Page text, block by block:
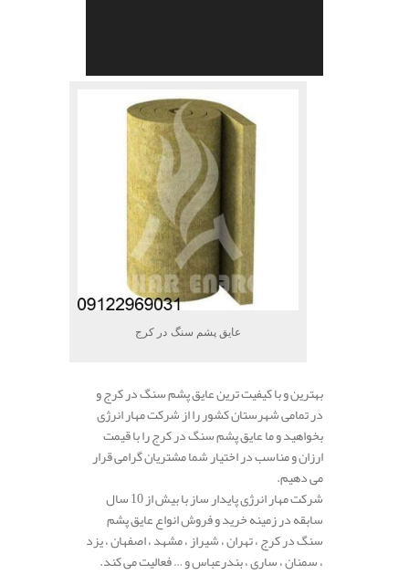
عایق پشم سنگ در کرج
بهترین و با کیفیت ترین عایق پشم سنگ در کرج و
در تمامی شهرستان کشور را از شرکت مهار انرژی
بخواهید و ما عایق پشم سنگ در کرج را با قیمت
ارزان و مناسب در اختیار شما مشتریان گرامی قرار
می دهیم.
شرکت مهار انرژی پایدار ساز با بیش از 10 سال
سابقه در زمینه خرید و فروش انواع عایق پشم
سنگ در کرج ، تهران ، شیراز ، مشهد ، اصفهان ، یزد
، سمنان ، ساری ، بندرعباس و … فعالیت می کند.